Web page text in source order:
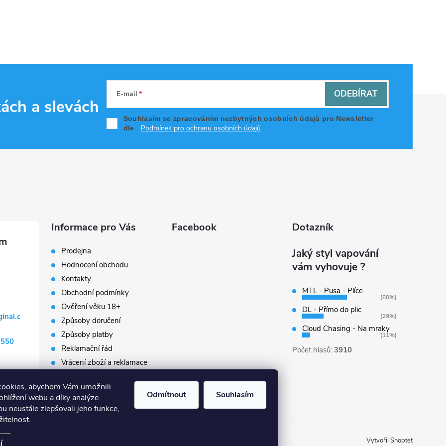
abychom Vám umožnili
webu a díky analýze
neustále zlepšovali jeho funkce,
Odmítnout Souhlasím
a slevách
E-mail
Souhlasím se zpracováním nezbytných osobních údajů pro Newsletter
dle
Podmínek pro ochranu osobních údajů
ODEBÍRAT
Informace pro Vás
Prodejna
Hodnocení obchodu
Kontakty
Obchodní podmínky
Ověření věku 18+
Způsoby doručení
Způsoby platby
Reklamační řád
Vrácení zboží a reklamace
Prodávané značky
Slovník pojmů
Facebook Dotazník
Jaký styl vapování
vám vyhovuje ?
MTL - Pusa - Plíce
(60%)
DL - Přímo do plic
(29%)
Cloud Chasing - Na mraky
(11%)
Počet hlasů: 3910
Vytvořil Shoptet
cookies